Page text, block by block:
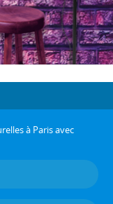
à Paris avec